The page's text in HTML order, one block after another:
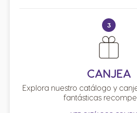
3
CANJEA
Explora nuestro catálogo y
fantásticas